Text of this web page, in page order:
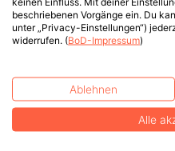
beschriebenen Vorgänge ein. Du
unter „Privacy-Einstellungen“)
widerrufen. (BoD-Impressum)
Ablehnen
Alle